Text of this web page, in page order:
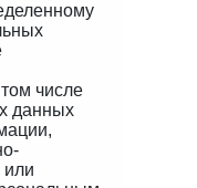
числе
данных
или